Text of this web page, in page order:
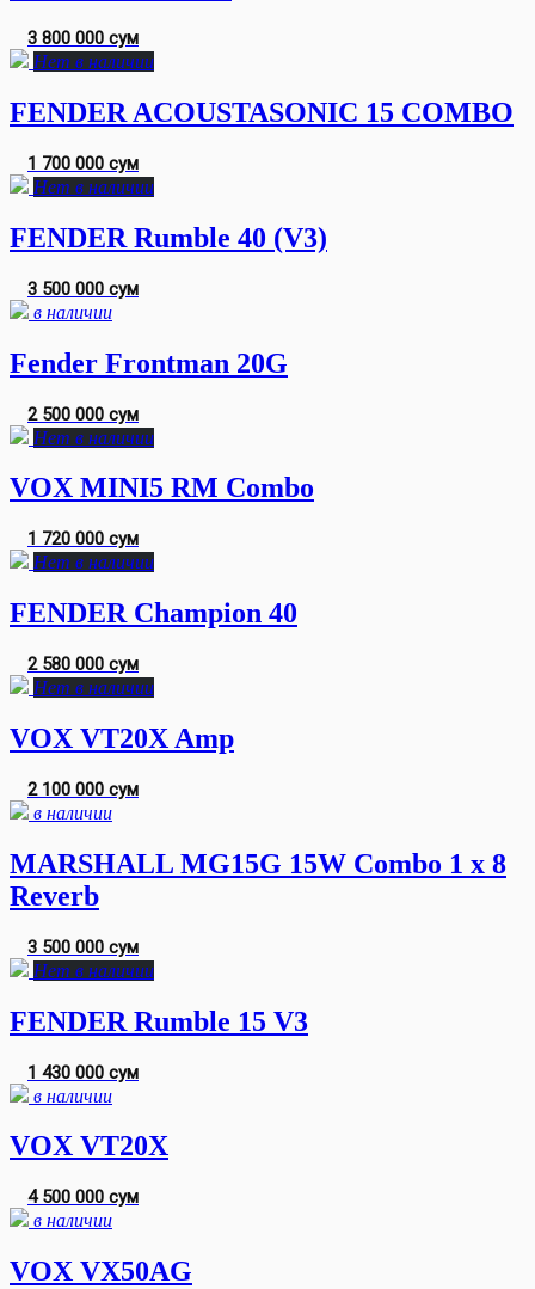
3 800 000 сум
Нет в наличии
FENDER ACOUSTASONIC 15 COMBO
1 700 000 сум
Нет в наличии
FENDER Rumble 40 (V3)
3 500 000 сум
в наличии
Fender Frontman 20G
2 500 000 сум
Нет в наличии
VOX MINI5 RM Combo
1 720 000 сум
Нет в наличии
FENDER Champion 40
2 580 000 сум
Нет в наличии
VOX VT20X Amp
2 100 000 сум
в наличии
MARSHALL MG15G 15W Combo 1 x 8
Reverb
3 500 000 сум
Нет в наличии
FENDER Rumble 15 V3
1 430 000 сум
в наличии
VOX VT20X
4 500 000 сум
в наличии
VOX VX50AG